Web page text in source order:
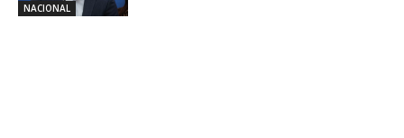
NACIONAL